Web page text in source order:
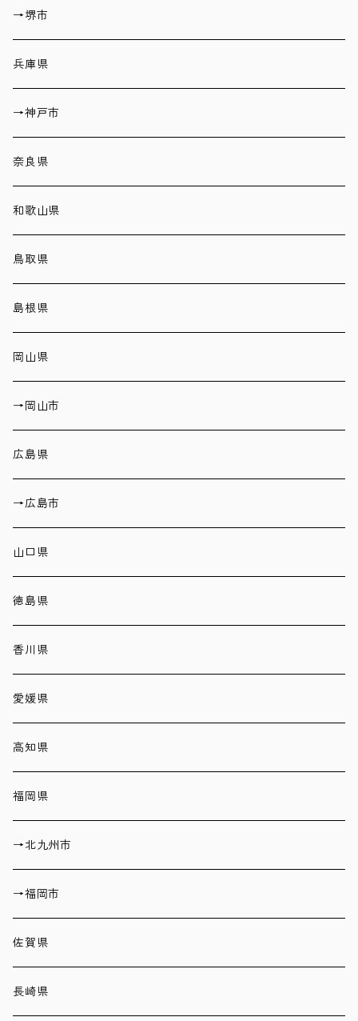
→堺市
兵庫県
→神戸市
奈良県
和歌山県
鳥取県
島根県
岡山県
→岡山市
広島県
→広島市
山口県
徳島県
香川県
愛媛県
高知県
福岡県
→北九州市
→福岡市
佐賀県
長崎県